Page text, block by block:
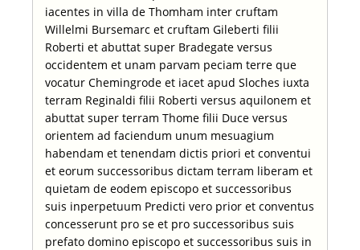
iacentes in villa de Thomham inter cruftam
Willelmi Bursemarc et cruftam Gileberti filii
Roberti et abuttat super Bradegate versus
occidentem et unam parvam peciam terre que
vocatur Chemingrode et iacet apud Sloches iuxta
terram Reginaldi filii Roberti versus aquilonem et
abuttat super terram Thome filii Duce versus
orientem ad faciendum unum mesuagium
habendam et tenendam dictis priori et conventui
et eorum successoribus dictam terram liberam et
quietam de eodem episcopo et successoribus
suis inperpetuum Predicti vero prior et conventus
concesserunt pro se et pro successoribus suis
prefato domino episcopo et successoribus suis in